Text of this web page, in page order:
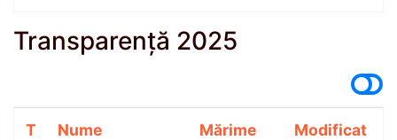
Transparență 2025
T Nume Mărime
Modificat